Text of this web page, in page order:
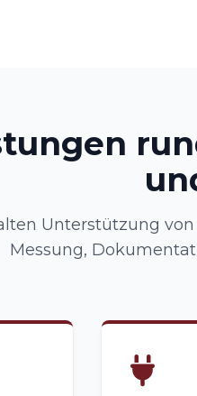
Unterstützung
Messung,